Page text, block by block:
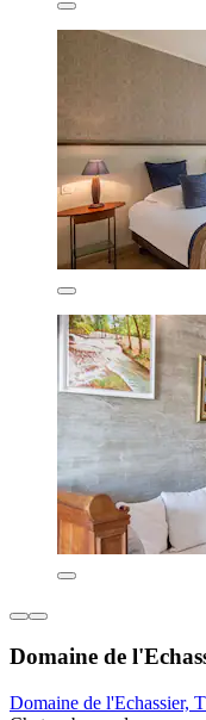
Domaine de
Domaine de l'Echassier,